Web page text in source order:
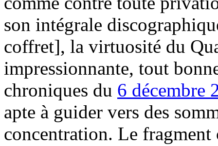
son intégrale
coffret], la virtuosité du
impressionnante, tout
chroniques du 6 décembre
apte à guider vers des
concentration. Le